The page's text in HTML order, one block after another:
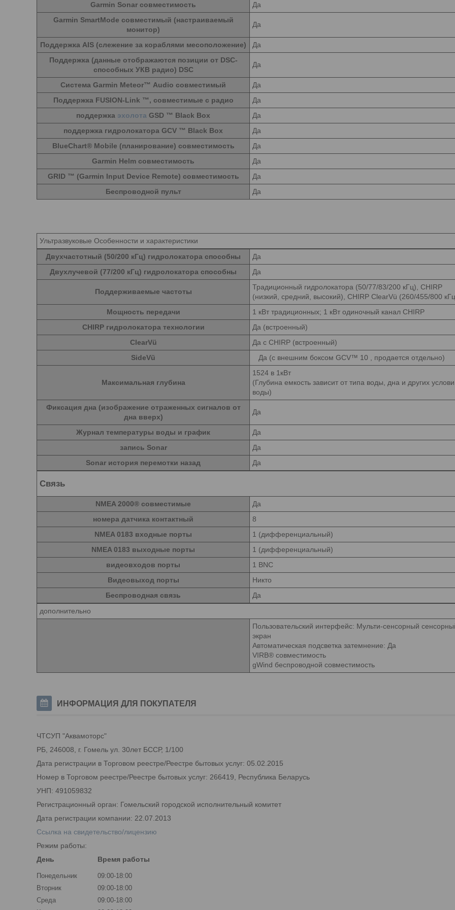
Garmin Sonar совместимость
Да
Garmin SmartMode совместимый (настраиваемый
монитор)
Да
Поддержка AIS (слежение за кораблями месоположение)
Да
Поддержка (данные отображаются позиции от DSC-
способных УКВ радио) DSC
Да
Система Garmin Meteor™ Audio совместимый
Да
Поддержка FUSION-Link ™, совместимые с радио
Да
поддержка эхолота GSD ™ Black Box
Да
поддержка гидролокатора GCV ™ Black Box
Да
BlueChart® Mobile (планирование) совместимость
Да
Garmin Helm совместимость
Да
GRID ™ (Garmin Input Device Remote) совместимость
Да
Беспроводной пульт
Да
Ультразвуковые Особенности и характеристики
Двухчастотный (50/200 кГц) гидролокатора способны
Да
Двухлучевой (77/200 кГц) гидролокатора способны
Да
Поддерживаемые частоты
Традиционный гидролокатора (50/77/83/200 кГц), CHIRP
(низкий, средний, высокий), CHIRP ClearVü (260/455/800
Мощность передачи
1 кВт традиционных; 1 кВт одиночный канал CHIRP
CHIRP гидролокатора технологии
Да (встроенный)
ClearVü
Да с CHIRP (встроенный)
SideVü
Да (с внешним боксом GCV™ 10 , продается отдельно)
Максимальная глубина
1524 в 1кВт
(Глубина емкость зависит от типа воды, дна и других
воды)
Фиксация дна (изображение отраженных сигналов от
дна вверх)
Да
Журнал температуры воды и график
Да
запись Sonar
Да
Sonar история перемотки назад
Да
Связь
NMEA 2000® совместимые
Да
номера датчика контактный
8
NMEA 0183 входные порты
1 (дифференциальный)
NMEA 0183 выходные порты
1 (дифференциальный)
видеовходов порты
1 BNC
Видеовыход порты
Никто
Беспроводная связь
Да
дополнительно
Пользовательский интерфейс: Мульти-сенсорный
экран
Автоматическая подсветка затемнение: Да
VIRB® совместимость
gWind беспроводной совместимость
ИНФОРМАЦИЯ ДЛЯ ПОКУПАТЕЛЯ
ЧТСУП "Аквамоторс"
РБ, 246008, г. Гомель ул. 30лет БССР, 1/100
Дата регистрации в Торговом реестре/Реестре бытовых услуг: 05.02.2015
Номер в Торговом реестре/Реестре бытовых услуг: 266419, Республика Беларусь
УНП: 491059832
Регистрационный орган: Гомельский городской исполнительный комитет
Дата регистрации компании: 22.07.2013
Ссылка на свидетельство/лицензию
Режим работы:
День
Время работы
Понедельник
09:00-18:00
Вторник
09:00-18:00
Среда
09:00-18:00